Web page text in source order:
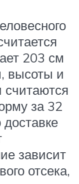
203 см
высоты и
за 32
зависит
отсека,